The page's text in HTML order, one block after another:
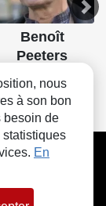
Benoît
Peeters
nous
à son bon
besoin de
statistiques
En